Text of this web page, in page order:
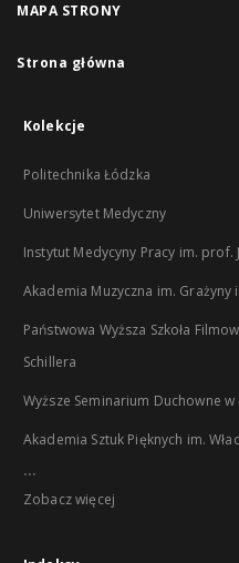
MAPA STRONY
Strona główna
Kolekcje
Politechnika Łódzka
Uniwersytet Medyczny
Instytut Medycyny Pracy im. prof.
Akademia Muzyczna im. Grażyny
Państwowa Wyższa Szkoła
Schillera
Wyższe Seminarium Duchowne w
Akademia Sztuk Pięknych im.
...
Zobacz więcej